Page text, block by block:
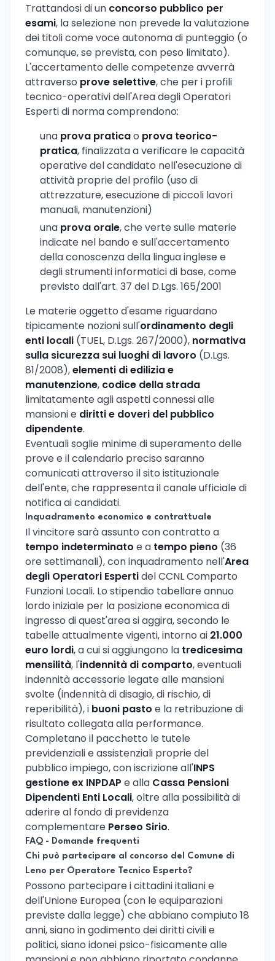
Trattandosi di un concorso pubblico per
esami, la selezione non prevede la valutazione
dei titoli come voce autonoma di punteggio (o
comunque, se prevista, con peso limitato).
L'accertamento delle competenze avverrà
attraverso prove selettive, che per i profili
tecnico-operativi dell'Area degli Operatori
Esperti di norma comprendono:
una prova praticao prova teorico-
pratica, finalizzata a verificare le capacità
operative del candidato nell'esecuzione di
attività proprie del profilo (uso di
attrezzature, esecuzione di piccoli lavori
manuali, manutenzioni)
una prova orale, che verte sulle materie
indicate nel bando e sull'accertamento
della conoscenza della lingua inglese e
degli strumenti informatici di base, come
previsto dall'art. 37 del D.Lgs. 165/2001
Le materie oggetto d'esame riguardano
tipicamente nozioni sull'ordinamento degli
enti locali (TUEL, D.Lgs. 267/2000), normativa
sulla sicurezza sui luoghi di lavoro (D.Lgs.
81/2008),elementi di edilizia e
manutenzione, codice della strada
limitatamente agli aspetti connessi alle
mansioni e diritti e doveri del pubblico
dipendente.
Eventuali soglie minime di superamento delle
prove e il calendario preciso saranno
comunicati attraverso il sito istituzionale
dell'ente, che rappresenta il canale ufficiale di
notifica ai candidati.
Inquadramento economico e contrattuale
Il vincitore sarà assunto con contratto a
tempo indeterminato e a tempo pieno (36
ore settimanali), con inquadramento nell'Area
degli Operatori Espertidel CCNL Comparto
Funzioni Locali. Lo stipendio tabellare annuo
lordo iniziale per la posizione economica di
ingresso di quest'area si aggira, secondo le
tabelle attualmente vigenti, intorno ai 21.000
euro lordi, a cui si aggiungono la tredicesima
mensilità, l'indennità di comparto, eventuali
indennità accessorie legate alle mansioni
svolte (indennità di disagio, di rischio, di
reperibilità), i buoni pasto e la retribuzione di
risultato collegata alla performance.
Completano il pacchetto le tutele
previdenziali e assistenziali proprie del
pubblico impiego, con iscrizione all'INPS
gestione ex INPDAP e alla Cassa Pensioni
Dipendenti Enti Locali, oltre alla possibilità di
aderire al fondo di previdenza
complementare Perseo Sirio.
FAQ - Domande frequenti
Chi può partecipare al concorso del Comune di
Leno per Operatore Tecnico Esperto?
Possono partecipare i cittadini italiani e
dell'Unione Europea (con le equiparazioni
previste dalla legge) che abbiano compiuto 18
anni, siano in godimento dei diritti civili e
politici, siano idonei psico-fisicamente alle